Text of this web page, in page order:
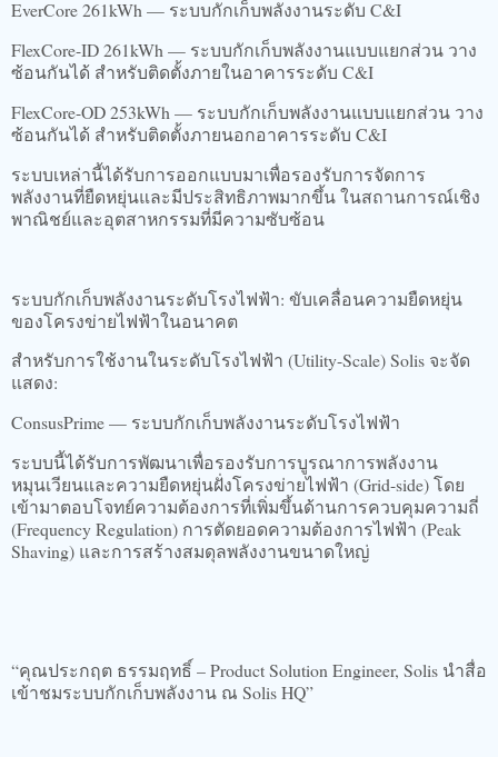
EverCore 261kWh — ระบบกักเก็บพลังงานระดับ C&I
FlexCore-ID 261kWh — ระบบกักเก็บพลังงานแบบแยกส่วน วาง
ซ้อนกันได้ สำหรับติดตั้งภายในอาคารระดับ C&I
FlexCore-OD 253kWh — ระบบกักเก็บพลังงานแบบแยกส่วน วาง
ซ้อนกันได้ สำหรับติดตั้งภายนอกอาคารระดับ C&I
ระบบเหล่านี้ได้รับการออกแบบมาเพื่อรองรับการจัดการ
พลังงานที่ยืดหยุ่นและมีประสิทธิภาพมากขึ้น ในสถานการณ์เชิง
พาณิชย์และอุตสาหกรรมที่มีความซับซ้อน
ระบบกักเก็บพลังงานระดับโรงไฟฟ้า: ขับเคลื่อนความยืดหยุ่น
ของโครงข่ายไฟฟ้าในอนาคต
สำหรับการใช้งานในระดับโรงไฟฟ้า (Utility-Scale) Solis จะจัด
แสดง:
ConsusPrime — ระบบกักเก็บพลังงานระดับโรงไฟฟ้า
ระบบนี้ได้รับการพัฒนาเพื่อรองรับการบูรณาการพลังงาน
หมุนเวียนและความยืดหยุ่นฝั่งโครงข่ายไฟฟ้า (Grid-side) โดย
เข้ามาตอบโจทย์ความต้องการที่เพิ่มขึ้นด้านการควบคุมความถี่
(Frequency Regulation) การตัดยอดความต้องการไฟฟ้า (Peak
Shaving) และการสร้างสมดุลพลังงานขนาดใหญ่
“คุณประกฤต ธรรมฤทธิ์ – Product Solution Engineer, Solis นำสื่อ
เข้าชมระบบกักเก็บพลังงาน ณ Solis HQ”